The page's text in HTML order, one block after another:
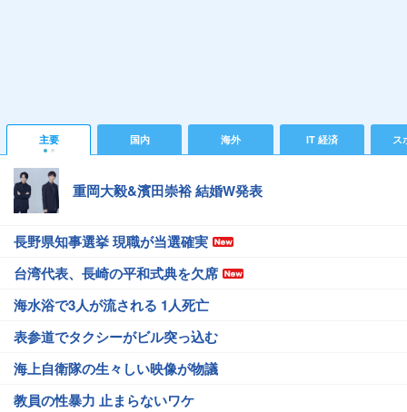
主要 国内 海外 IT 経済 ス
重岡大毅&濱田崇裕 結婚W発表
長野県知事選挙 現職が当選確実
台湾代表、長崎の平和式典を欠席
海水浴で3人が流される 1人死亡
表参道でタクシーがビル突っ込む
海上自衛隊の生々しい映像が物議
教員の性暴力 止まらないワケ